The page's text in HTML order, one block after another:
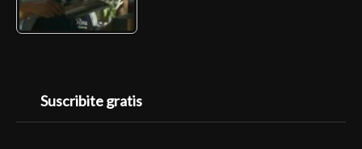
Suscribite gratis